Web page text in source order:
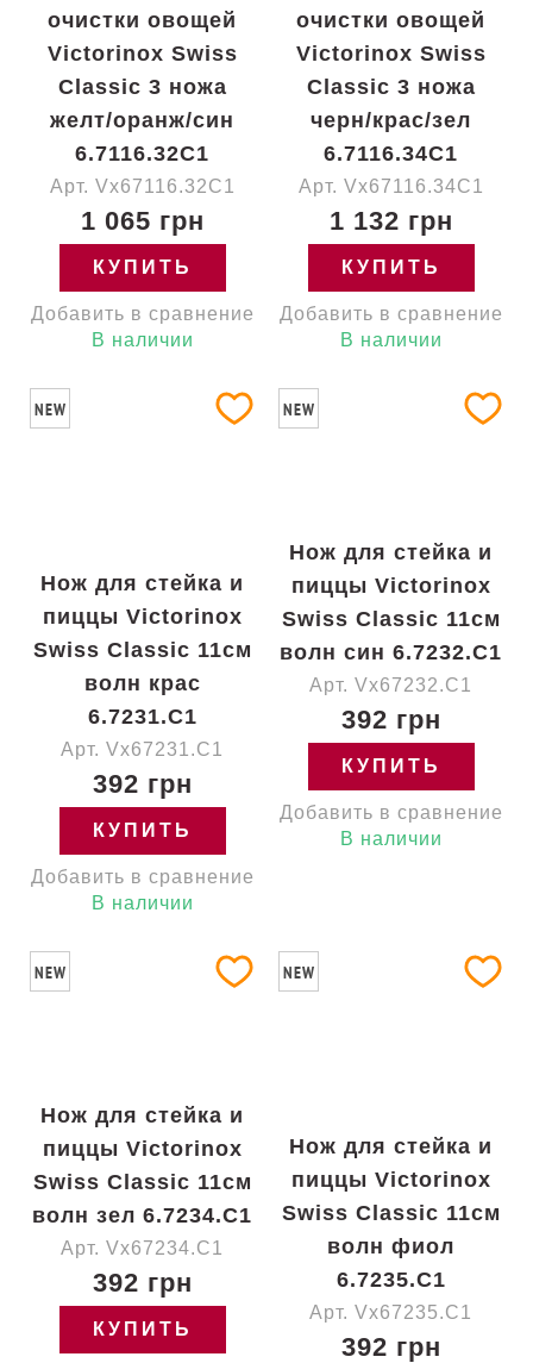
очистки овощей
Victorinox Swiss
Classic 3 ножа
желт/оранж/син
6.7116.32C1
Арт. Vx67116.32C1
1 065 грн
КУПИТЬ
Добавить в сравнение
В наличии
очистки овощей
Victorinox Swiss
Classic 3 ножа
черн/крас/зел
6.7116.34C1
Арт. Vx67116.34C1
1 132 грн
КУПИТЬ
Добавить в сравнение
В наличии
NEW
Нож для стейка и
пиццы Victorinox
Swiss Classic 11см
волн крас
6.7231.C1
Арт. Vx67231.C1
392 грн
КУПИТЬ
Добавить в сравнение
В наличии
NEW
Нож для стейка и
пиццы Victorinox
Swiss Classic 11см
волн син 6.7232.C1
Арт. Vx67232.C1
392 грн
КУПИТЬ
Добавить в сравнение
В наличии
NEW
Нож для стейка и
пиццы Victorinox
Swiss Classic 11см
волн зел 6.7234.C1
Арт. Vx67234.C1
392 грн
КУПИТЬ
NEW
Нож для стейка и
пиццы Victorinox
Swiss Classic 11см
волн фиол
6.7235.C1
Арт. Vx67235.C1
392 грн